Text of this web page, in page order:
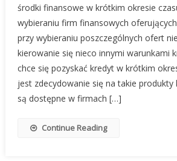
środki finansowe w krótkim okresie
wybieraniu firm finansowych
przy wybieraniu poszczególnych ofert
kierowanie się nieco innymi warunkami
chce się pozyskać kredyt w krótkim
jest zdecydowanie się na takie
są dostępne w firmach […]
Continue Reading